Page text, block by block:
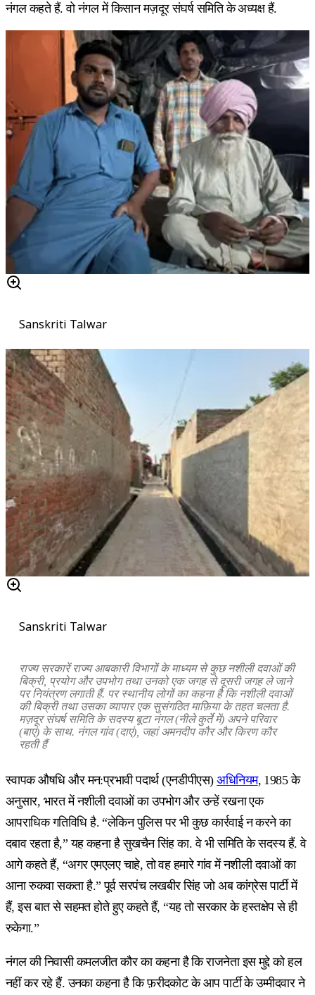
नंगल कहते हैं. वो नंगल में किसान मज़दूर संघर्ष समिति के अध्यक्ष हैं.
Sanskriti Talwar
Sanskriti Talwar
राज्य सरकारें राज्य आबकारी विभागों के माध्यम से कुछ नशीली दवाओं की
बिक्री, प्रयोग और उपभोग तथा उनको एक जगह से दूसरी जगह ले जाने
पर नियंत्रण लगाती हैं. पर स्थानीय लोगों का कहना है कि नशीली दवाओं
की बिक्री तथा उसका व्यापार एक सुसंगठित माफ़िया के तहत चलता है.
मज़दूर संघर्ष समिति के सदस्य बूटा नंगल (नीले कुर्ते में) अपने परिवार
(बाएं) के साथ. नंगल गांव (दाएं), जहां अमनदीप कौर और किरण कौर
रहती हैं
स्वापक औषधि और मन:प्रभावी पदार्थ (एनडीपीएस)अधिनियम, 1985 के
अनुसार, भारत में नशीली दवाओं का उपभोग और उन्हें रखना एक
आपराधिक गतिविधि है. “लेकिन पुलिस पर भी कुछ कार्रवाई न करने का
दबाव रहता है,” यह कहना है सुखचैन सिंह का. वे भी समिति के सदस्य हैं. वे
आगे कहते हैं, “अगर एमएलए चाहे, तो वह हमारे गांव में नशीली दवाओं का
आना रुकवा सकता है.” पूर्व सरपंच लखबीर सिंह जो अब कांग्रेस पार्टी में
हैं, इस बात से सहमत होते हुए कहते हैं, “यह तो सरकार के हस्तक्षेप से ही
रुकेगा.”
नंगल की निवासी कमलजीत कौर का कहना है कि राजनेता इस मुद्दे को हल
नहीं कर रहे हैं. उनका कहना है कि फ़रीदकोट के आप पार्टी के उम्मीदवार ने